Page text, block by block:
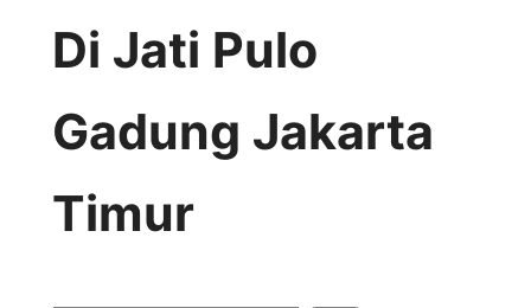
Di Jati Pulo
Gadung Jakarta
Timur